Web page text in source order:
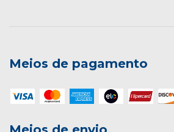
Meios de pagamento